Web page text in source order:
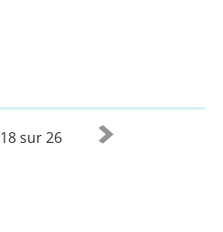
18 sur 26